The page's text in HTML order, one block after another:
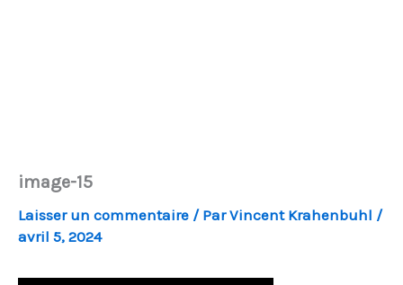
image-15
Laisser un commentaire / ParVincent Krahenbuhl /
avril 5, 2024